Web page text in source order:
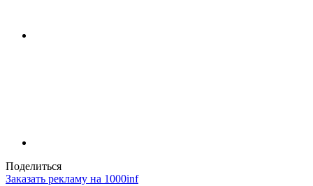
Поделиться
Заказать рекламу на 1000inf